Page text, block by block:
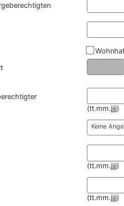
(tt.mm.jjjj)
Keine
(tt.mm.jjjj)
(tt.mm.jjjj)